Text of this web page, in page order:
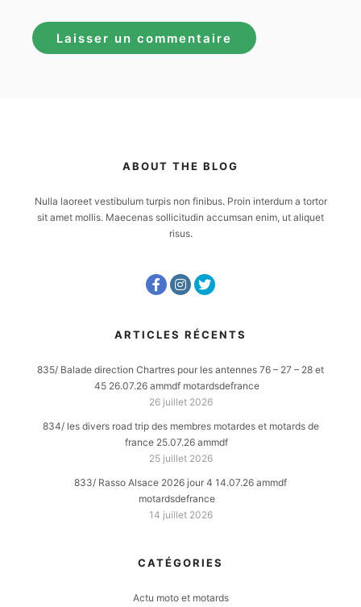
ABOUT THE BLOG
Nulla laoreet vestibulum turpis non finibus. Proin interdum a tortor
sit amet mollis. Maecenas sollicitudin accumsan enim, ut aliquet
risus.
ARTICLES RÉCENTS
835/ Balade direction Chartres pour les antennes 76 – 27 – 28 et
45 26.07.26 ammdf motardsdefrance
26 juillet 2026
834/ les divers road trip des membres motardes et motards de
france 25.07.26 ammdf
25 juillet 2026
833/ Rasso Alsace 2026 jour 4 14.07.26 ammdf
motardsdefrance
14 juillet 2026
CATÉGORIES
Actu moto et motards